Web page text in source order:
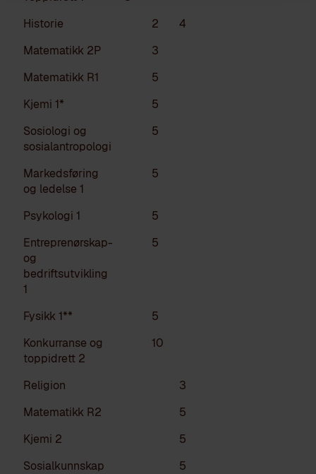
Historie
2
4
Matematikk 2P
3
Matematikk R1
5
Kjemi 1*
5
Sosiologi og
sosialantropologi
5
Markedsføring
og ledelse 1
5
Psykologi 1
5
Entreprenørskap-
og
bedriftsutvikling
1
5
Fysikk 1**
5
Konkurranse og
toppidrett 2
10
Religion
3
Matematikk R2
5
Kjemi 2
5
Sosialkunnskap
5